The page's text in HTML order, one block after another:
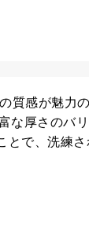
質感が魅力
な厚さのバ
とで、洗練